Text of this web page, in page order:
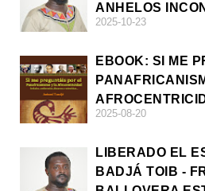
ANHELOS
2025-10-23
EBOOK: SI ME
2025-08-20
LIBERADO EL
BADJÁ TOIB -